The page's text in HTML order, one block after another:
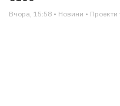
Вчора, 15:58 • Новини • Проекти